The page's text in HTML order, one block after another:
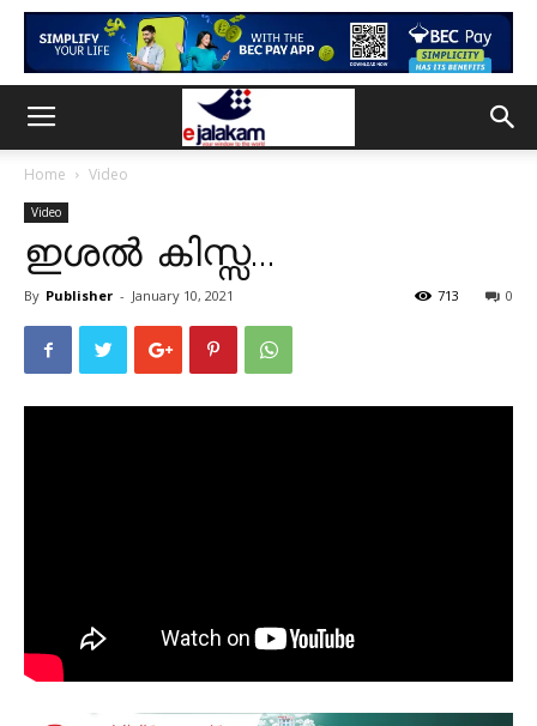
Home Video
Video
ഇശൽ കിസ്സ…
By Publisher - January 10, 2021 0
713